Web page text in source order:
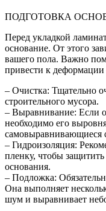
ПОДГОТОВКА
Перед укладкой
основание. От этого
вашего пола. Важно
привести к
– Очистка: Тщательно
строительного мусора.
– Выравнивание: Если
необходимо его
самовыравнивающиеся
– Гидроизоляция:
пленку, чтобы
основания.
– Подложка:
Она выполняет
шум и выравнивает